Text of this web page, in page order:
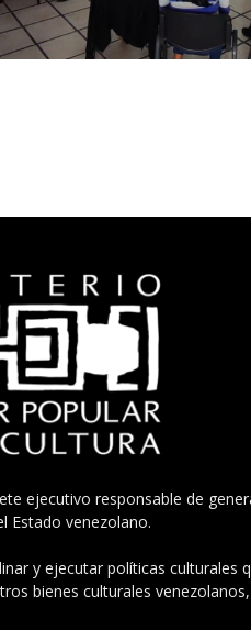
ejecutivo responsable de
Estado venezolano.
y ejecutar políticas culturales
bienes culturales